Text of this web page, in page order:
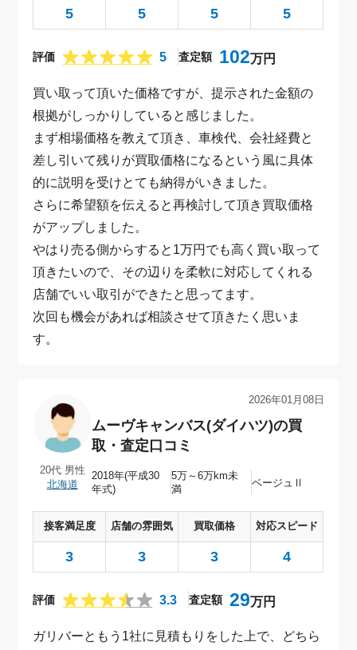
5 5 5 5
評価 5 査定額 102万円
買い取って頂いた価格ですが、提示された金額の
根拠がしっかりしていると感じました。
まず相場価格を教えて頂き、車検代、会社経費と
差し引いて残りが買取価格になるという風に具体
的に説明を受けとても納得がいきました。
さらに希望額を伝えると再検討して頂き買取価格
がアップしました。
やはり売る側からすると1万円でも高く買い取って
頂きたいので、その辺りを柔軟に対応してくれる
店舗でいい取引ができたと思ってます。
次回も機会があれば相談させて頂きたく思いま
す。
20代 男性（北海道）｜ムーヴキャンバス(ダイハツ)の買取・査定口コ
20代 男性
北海道
2026年01月08日
ムーヴキャンバス(ダイハツ)の買
取・査定口コミ
2018年(平成30
年式)
5万～6万km未
満
ベージュⅡ
接客満足度 店舗の雰囲気 買取価格 対応スピード
3 3 3 4
評価 3.3 査定額 29万円
ガリバーともう1社に見積もりをした上で、どちら